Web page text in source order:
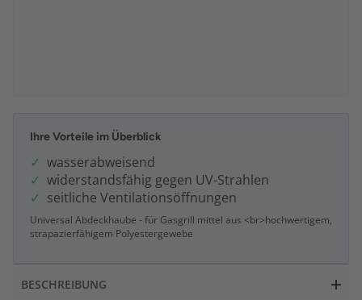
Ihre Vorteile im Überblick
wasserabweisend
widerstandsfähig gegen UV-Strahlen
seitliche Ventilationsöffnungen
Universal Abdeckhaube - für Gasgrill mittel aus <br>hochwertigem,
strapazierfähigem Polyestergewebe
BESCHREIBUNG